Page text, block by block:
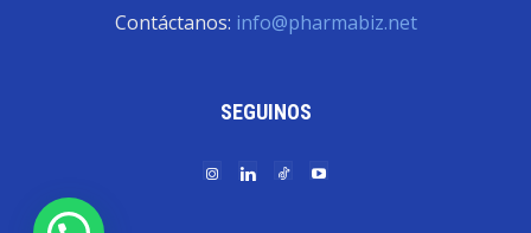
Contáctanos: info@pharmabiz.net
SEGUINOS